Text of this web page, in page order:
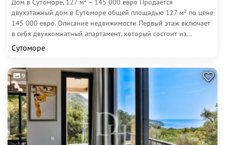
Дом в Сутоморе, 127 м² – 145 000 евро Продается
двухэтажный дом в Сутоморе общей площадью 127 м² по цене
145 000 евро. Описание недвижимости Первый этаж включает
в себя двухкомнатный апартамент, который состоит из...
Сутоморе
9